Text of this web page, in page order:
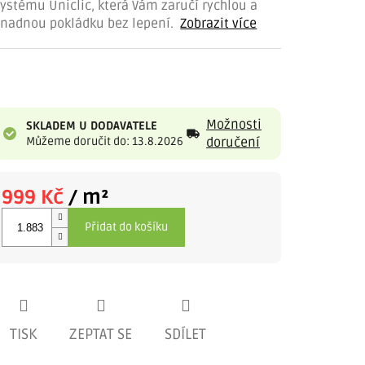
SKLADEM U DODAVATELE
Můžeme doručit do: 13.8.2026
Možnosti
doručení
Uniclic, která Vám zaručí rychlou a
pokládku bez lepení. Zobrazit více
TISK ZEPTAT SE SDÍLET
999 Kč/ m²
cena:
Přidat do košíku